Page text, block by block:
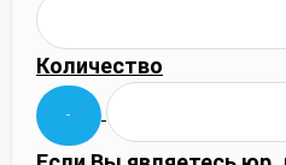
Количество